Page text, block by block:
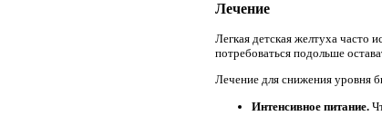
Лечение
Легкая детская желтуха часто
потребоваться подольше
Лечение для снижения уровня
Интенсивное питание.